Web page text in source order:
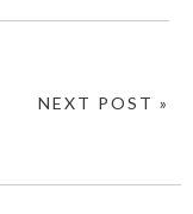
NEXT POST »